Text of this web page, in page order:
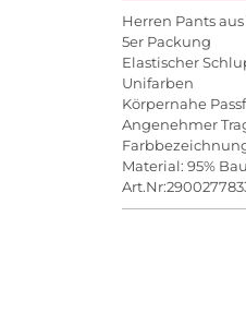
Herren Pants
5er Packung
Elastischer
Unifarben
Körpernahe
Angenehmer
Material: 95%